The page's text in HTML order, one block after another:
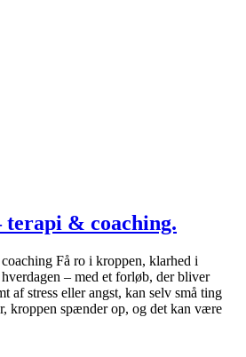
terapi & coaching.
Få ro i kroppen, klarhed i
– med et forløb, der bliver
af stress eller angst, kan selv små ting
kroppen spænder op, og det kan være